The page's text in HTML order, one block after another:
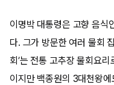
이명박 대통령은 고향 음식
다. 그가 방문한 여러 물회
회’는 전통 고추장 물회요
이지만 백종원의 3대천왕